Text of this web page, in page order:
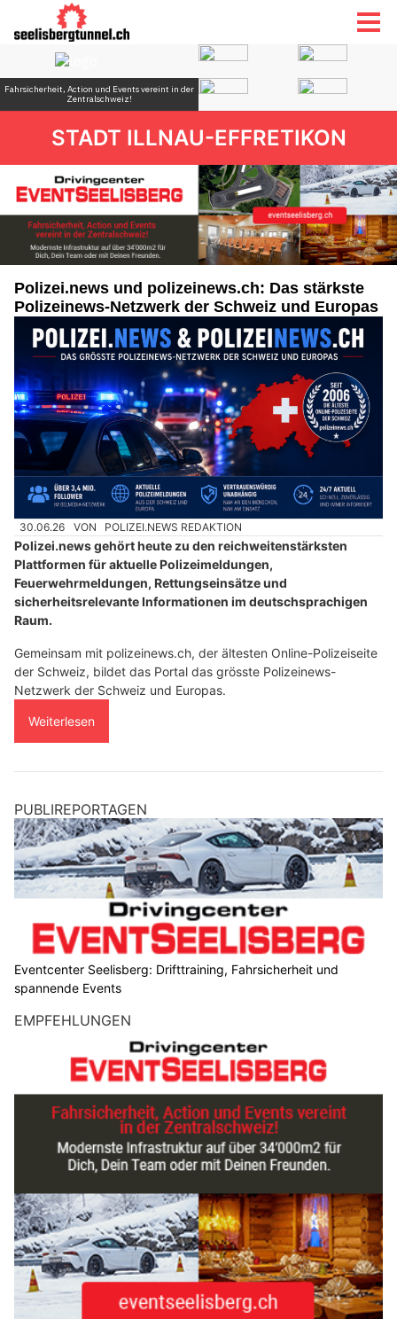
STADT ILLNAU-EFFRETIKON
Polizei.news und polizeinews.ch: Das stärkste
Polizeinews-Netzwerk der Schweiz und Europas
30.06.26 VON POLIZEI.NEWS REDAKTION
Polizei.news gehört heute zu den reichweitenstärksten
Plattformen für aktuelle Polizeimeldungen,
Feuerwehrmeldungen, Rettungseinsätze und
sicherheitsrelevante Informationen im deutschsprachigen
Raum.
Gemeinsam mit polizeinews.ch, der ältesten Online-Polizeiseite
der Schweiz, bildet das Portal das grösste Polizeinews-
Netzwerk der Schweiz und Europas.
Weiterlesen
PUBLIREPORTAGEN
Eventcenter Seelisberg: Drifttraining, Fahrsicherheit und
spannende Events
EMPFEHLUNGEN